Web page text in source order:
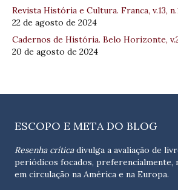
Revista História e Cultura. Franca, v.13,
22 de agosto de 2024
Cadernos de História. Belo Horizonte,
20 de agosto de 2024
ESCOPO E META DO BLOG
Resenha críticadivulga a avaliação de
periódicos focados, preferencialmente,
em circulação na América e na Europa.